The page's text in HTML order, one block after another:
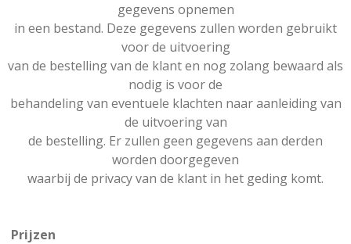
gegevens opnemen
in een bestand. Deze gegevens zullen worden gebruikt
voor de uitvoering
van de bestelling van de klant en nog zolang bewaard als
nodig is voor de
behandeling van eventuele klachten naar aanleiding van
de uitvoering van
de bestelling. Er zullen geen gegevens aan derden
worden doorgegeven
waarbij de privacy van de klant in het geding komt.
Prijzen